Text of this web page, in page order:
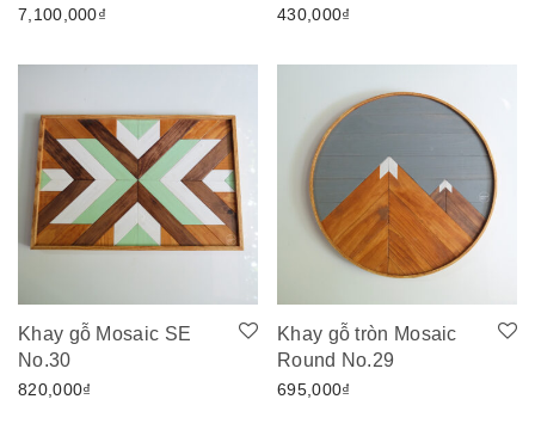
7,100,000₫ 430,000₫
Khay gỗ Mosaic SE
No.30
820,000₫
Khay gỗ tròn Mosaic
Round No.29
695,000₫